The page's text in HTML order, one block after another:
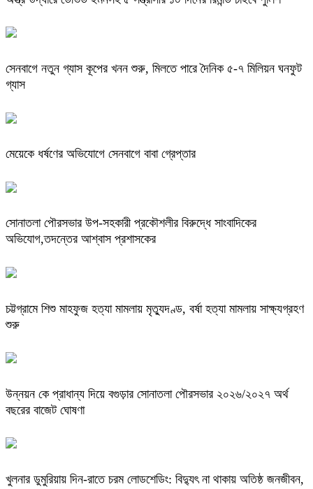
সেনবাগে নতুন গ্যাস কূপের খনন শুরু, মিলতে পারে দৈনিক ৫-৭ মিলিয়ন ঘনফুট
গ্যাস
মেয়েকে ধর্ষণের অভিযোগে সেনবাগে বাবা গ্রেপ্তার
সোনাতলা পৌরসভার উপ-সহকারী প্রকৌশলীর বিরুদ্ধে সাংবাদিকের
অভিযোগ,তদন্তের আশ্বাস প্রশাসকের
চট্টগ্রামে শিশু মাহফুজ হত্যা মামলায় মৃত্যুদণ্ড, বর্ষা হত্যা মামলায় সাক্ষ্যগ্রহণ
শুরু
উন্নয়ন কে প্রাধান্য দিয়ে বগুড়ার সোনাতলা পৌরসভার ২০২৬/২০২৭ অর্থ
বছরের বাজেট ঘোষণা
খুলনার ডুমুরিয়ায় দিন-রাতে চরম লোডশেডিং: বিদ্যুৎ না থাকায় অতিষ্ঠ জনজীবন,